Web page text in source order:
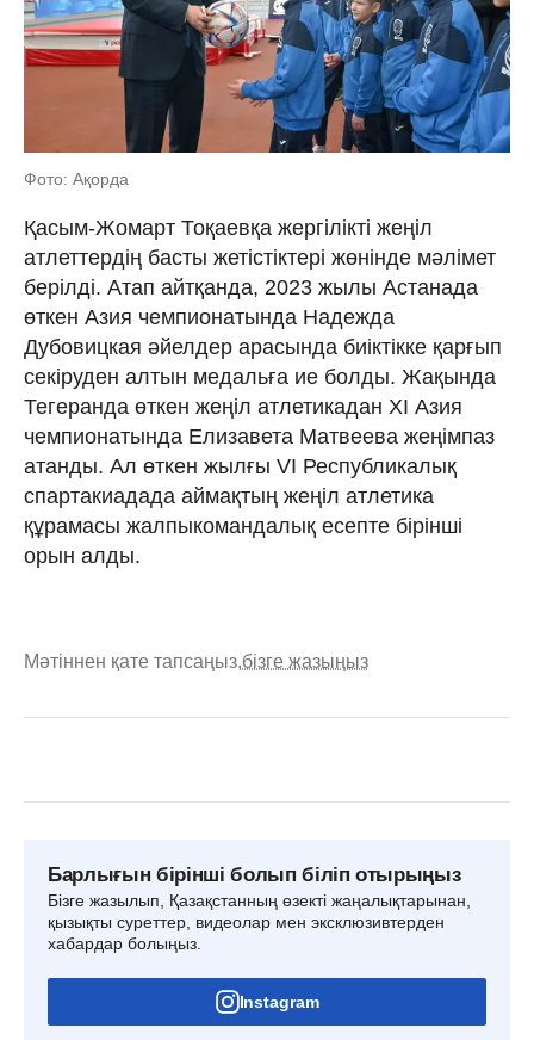
Фото: Ақорда
Қасым-Жомарт Тоқаевқа жергілікті жеңіл
атлеттердің басты жетістіктері жөнінде мәлімет
берілді. Атап айтқанда, 2023 жылы Астанада
өткен Азия чемпионатында Надежда
Дубовицкая әйелдер арасында биіктікке қарғып
секіруден алтын медальға ие болды. Жақында
Тегеранда өткен жеңіл атлетикадан XI Азия
чемпионатында Елизавета Матвеева жеңімпаз
атанды. Ал өткен жылғы VI Республикалық
спартакиадада аймақтың жеңіл атлетика
құрамасы жалпыкомандалық есепте бірінші
орын алды.
Мәтіннен қате тапсаңыз,бізге жазыңыз
Барлығын бірінші болып біліп отырыңыз
Бізге жазылып, Қазақстанның өзекті жаңалықтарынан,
қызықты суреттер, видеолар мен эксклюзивтерден
хабардар болыңыз.
Instagram